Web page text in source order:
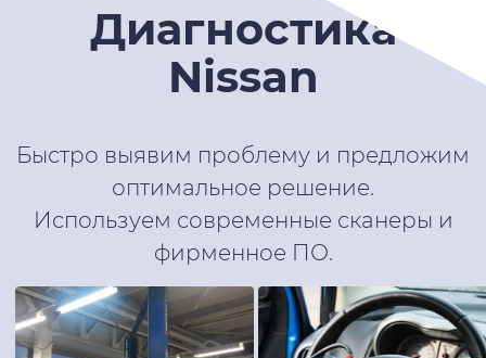
Диагностика
Nissan
Быстро выявим проблему и предложим
оптимальное решение.
Используем современные сканеры и
фирменное ПО.